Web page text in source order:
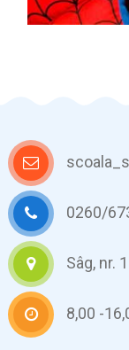
0260/
Sâg, nr.
8,00 -